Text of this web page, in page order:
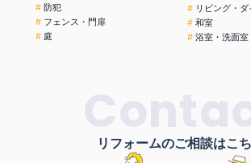
防犯
フェンス・門扉
庭
リビング・
和室
浴室・洗面室
リフォームのご相談はこ